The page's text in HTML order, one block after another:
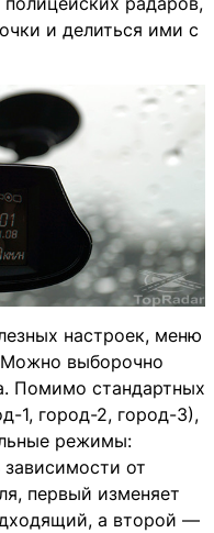
и делиться ими с
настроек, меню
Можно выборочно
Помимо стандартных
1, город-2, город-3),
режимы:
от
первый изменяет
а второй —